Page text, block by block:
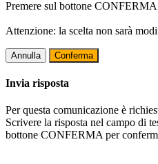
Premere sul bottone CONFERMA
Attenzione: la scelta non sarà
Annulla Conferma
Invia risposta
Per questa comunicazione è
Scrivere la risposta nel campo di
bottone CONFERMA per